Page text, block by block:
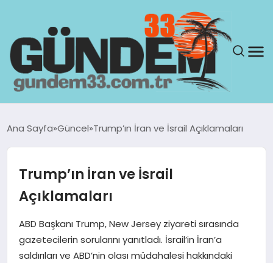
GÜNDEM
YAŞAM
TEKNOLOJI
Ana Sayfa Güncel Trump’ın İran ve İsrail Açıklamaları
Trump’ın İran ve İsrail
Açıklamaları
ABD Başkanı Trump, New Jersey ziyareti sırasında
gazetecilerin sorularını yanıtladı. İsrail’in İran’a
saldırıları ve ABD’nin olası müdahalesi hakkındaki